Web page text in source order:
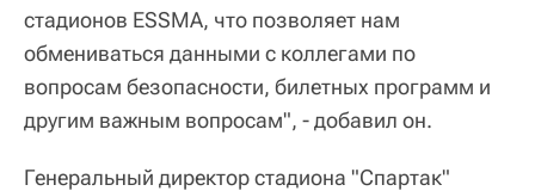
стадионов ESSMA, что позволяет нам
обмениваться данными с коллегами по
вопросам безопасности, билетных программ и
другим важным вопросам", - добавил он.
Генеральный директор стадиона "Спартак"